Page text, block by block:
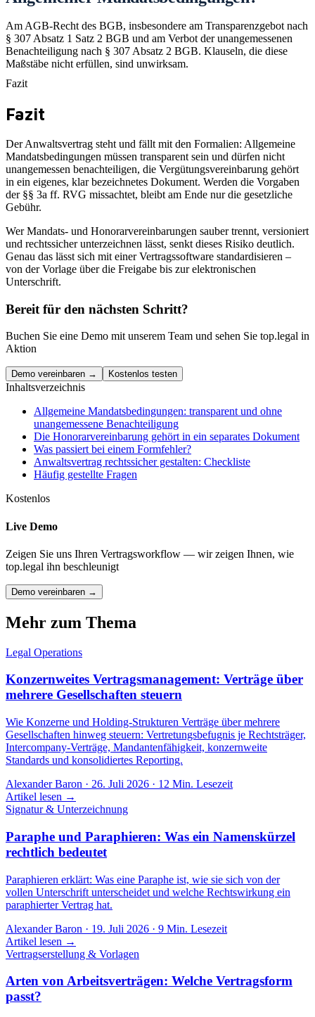
Am AGB-Recht des BGB, insbesondere am Transparenzgebot nach
§ 307 Absatz 1 Satz 2 BGB und am Verbot der unangemessenen
Benachteiligung nach § 307 Absatz 2 BGB. Klauseln, die diese
Maßstäbe nicht erfüllen, sind unwirksam.
Fazit
Fazit
Der Anwaltsvertrag steht und fällt mit den Formalien: Allgemeine
Mandatsbedingungen müssen transparent sein und dürfen nicht
unangemessen benachteiligen, die Vergütungsvereinbarung gehört
in ein eigenes, klar bezeichnetes Dokument. Werden die Vorgaben
der §§ 3a ff. RVG missachtet, bleibt am Ende nur die gesetzliche
Gebühr.
Wer Mandats- und Honorarvereinbarungen sauber trennt, versioniert
und rechtssicher unterzeichnen lässt, senkt dieses Risiko deutlich.
Genau das lässt sich mit einer Vertragssoftware standardisieren –
von der Vorlage über die Freigabe bis zur elektronischen
Unterschrift.
Bereit für den nächsten Schritt?
Buchen Sie eine Demo mit unserem Team und sehen Sie top.legal in
Aktion
Demo vereinbaren → Kostenlos testen
Inhaltsverzeichnis
Allgemeine Mandatsbedingungen: transparent und ohne
unangemessene Benachteiligung
Die Honorarvereinbarung gehört in ein separates Dokument
Was passiert bei einem Formfehler?
Anwaltsvertrag rechtssicher gestalten: Checkliste
Häufig gestellte Fragen
Kostenlos
Live Demo
Zeigen Sie uns Ihren Vertragsworkflow — wir zeigen Ihnen, wie
top.legal ihn beschleunigt
Demo vereinbaren →
Mehr zum Thema
Legal Operations
Konzernweites Vertragsmanagement: Verträge über
mehrere Gesellschaften steuern
Wie Konzerne und Holding-Strukturen Verträge über mehrere
Gesellschaften hinweg steuern: Vertretungsbefugnis je Rechtsträger,
Intercompany-Verträge, Mandantenfähigkeit, konzernweite
Standards und konsolidiertes Reporting.
Alexander Baron · 26. Juli 2026 · 12 Min. Lesezeit
Artikel lesen →
Signatur & Unterzeichnung
Paraphe und Paraphieren: Was ein Namenskürzel
rechtlich bedeutet
Paraphieren erklärt: Was eine Paraphe ist, wie sie sich von der
vollen Unterschrift unterscheidet und welche Rechtswirkung ein
paraphierter Vertrag hat.
Alexander Baron · 19. Juli 2026 · 9 Min. Lesezeit
Artikel lesen →
Vertragserstellung & Vorlagen
Arten von Arbeitsverträgen: Welche Vertragsform
passt?